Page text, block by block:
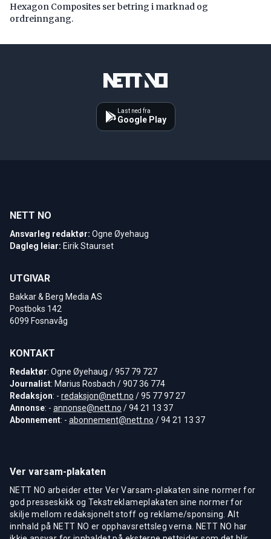
Hexagon Composites ser betring i marknad og
ordreinngang.
Last ned fra
Google Play
NETT NO
Ansvarleg redaktør: Ogne Øyehaug
Dagleg leiar: Eirik Staurset
UTGIVAR
Bakkar & Berg Media AS
Postboks 142
6099 Fosnavåg
KONTAKT
Redaktør: Ogne Øyehaug / 957 79 727
Journalist: Marius Rosbach / 907 36 774
Redaksjon: - redaksjon@nett.no / 95 77 97 27
Annonse: - annonse@nett.no / 94 21 13 37
Abonnement: - abonnement@nett.no / 94 21 13 37
Ver varsam-plakaten
NETT NO arbeider etter Ver Varsam-plakaten sine normer for
god presseskikk og Tekstreklameplakaten sine normer for
skilje mellom redaksjonelt stoff og reklame/sponsing. Alt
innhald på NETT NO er opphavsrettsleg verna. NETT NO har